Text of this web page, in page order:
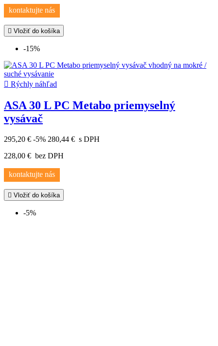
kontaktujte nás
 Vložiť do košíka
-15%
 Rýchly náhľad
ASA 30 L PC Metabo priemyselný
vysávač
295,20 € -5% 280,44 € s DPH
228,00 € bez DPH
kontaktujte nás
 Vložiť do košíka
-5%